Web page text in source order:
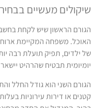
מעשיים
הראשון שיש לקחת
משפחה המקיימת ארוחות
ילדים, תפיק תועלת רבה
תבטיח שהרהיט יישאר
השני הוא גודל החלל
או דירות עירוניות בעלות